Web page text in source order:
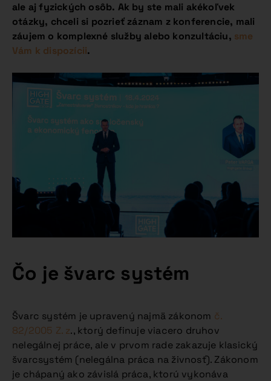
ale aj fyzických osôb. Ak by ste mali akékoľvek
otázky, chceli si pozrieť záznam z konferencie, mali
záujem o komplexné služby alebo konzultáciu, sme
Vám k dispozícii.
Čo je švarc systém
Švarc systém je upravený najmä zákonom č.
82/2005 Z. z., ktorý definuje viacero druhov
nelegálnej práce, ale v prvom rade zakazuje klasický
švarcsystém (nelegálna práca na živnosť). Zákonom
je chápaný ako závislá práca, ktorú vykonáva